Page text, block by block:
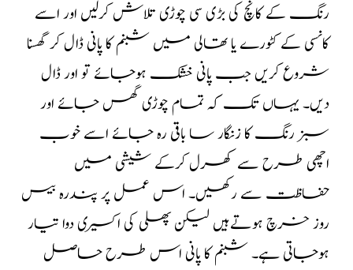
رنگ کے کانچ کی بڑی سی چوڑی تلاش کرلیں اور اسے
کانسی کے کٹورے یا تھالی میں شبنم کا پانی ڈال کر گھسنا
شروع کریں جب پانی خشک ہوجائے تو اور ڈال
دیں۔ یہاں تک کہ تمام چوڑی گھس جائے اور
سبز رنگ کا زنگار سا باقی رہ جائے اسے خوب
اچھی طرح سے کھرل کرکے شیشی میں
حفاظت سے رکھیں۔ اس عمل پر پندرہ بیس
روز خرچ ہوتےہیں لیکن پھلی کی اکسیری دوا تیار
ہوجاتی ہے۔ شبنم کا پانی اس طرح حاصل